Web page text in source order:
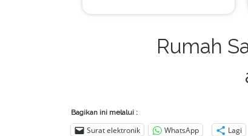
Rumah
Bagikan ini melalui :
Surat elektronik WhatsApp Lagi